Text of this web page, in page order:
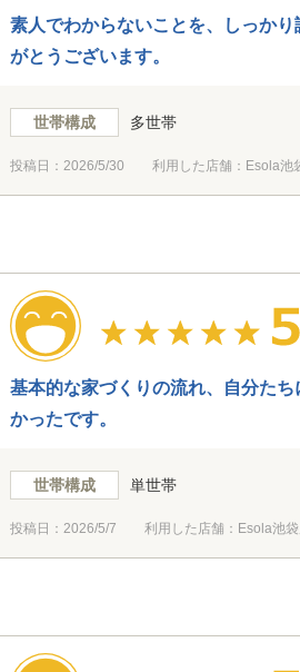
素人でわからないことを、しっか
がとうございます。
世帯構成 多世帯
投稿日： 2026/5/30 利用した店舗：Esola池
基本的な家づくりの流れ、自分た
かったです。
世帯構成 単世帯
投稿日： 2026/5/7 利用した店舗：Esola池